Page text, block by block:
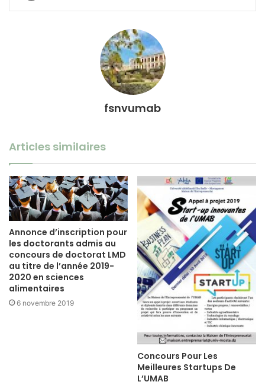
fsnvumab
Articles similaires
Annonce d’inscription pour
les doctorants admis au
concours de doctorat LMD
au titre de l’année 2019-
2020 en sciences
alimentaires
6 novembre 2019
Concours Pour Les
Meilleures Startups De
L’UMAB